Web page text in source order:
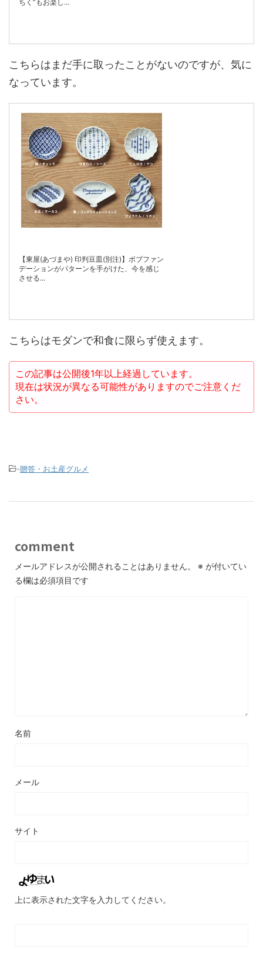
ちく”もお楽し...
こちらはまだ手に取ったことがないのですが、気に
なっています。
【東屋(あづまや) 印判豆皿(別注)】ボブファン
デーションがパターンを手がけた、今を感じ
させる...
こちらはモダンで和食に限らず使えます。
この記事は公開後1年以上経過しています。
現在は状況が異なる可能性がありますのでご注意くだ
さい。
-贈答・お土産グルメ
comment
メールアドレスが公開されることはありません。 ※ が付いてい
る欄は必須項目です
名前
メール
サイト
上に表示された文字を入力してください。